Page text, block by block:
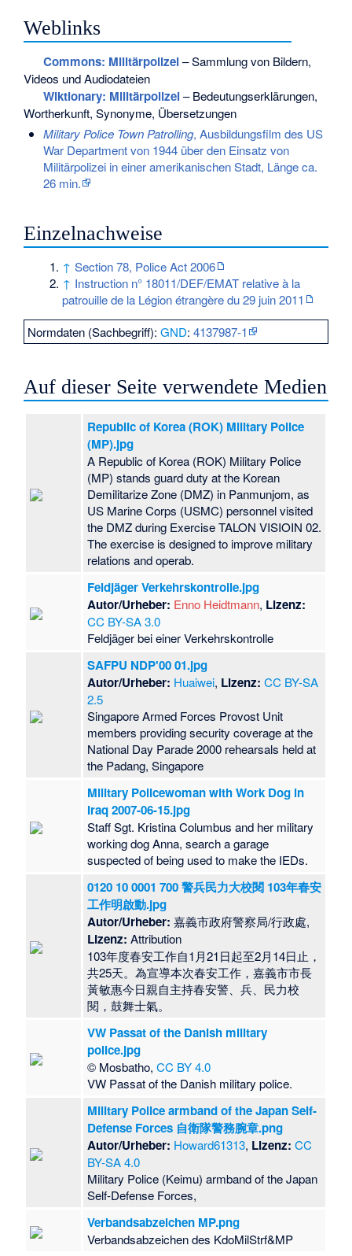
Weblinks
Commons: Militärpolizei– Sammlung von Bildern,
Videos und Audiodateien
Wiktionary: Militärpolizei– Bedeutungserklärungen,
Wortherkunft, Synonyme, Übersetzungen
Military Police Town Patrolling, Ausbildungsfilm des US
War Department von 1944 über den Einsatz von
Militärpolizei in einer amerikanischen Stadt, Länge ca.
26 min.
Einzelnachweise
↑ Section 78, Police Act 2006
↑ Instruction n° 18011/DEF/EMAT relative à la
patrouille de la Légion étrangère du 29 juin 2011
Normdaten (Sachbegriff):GND:4137987-1
Auf dieser Seite verwendete Medien
Republic of Korea (ROK) Military Police
(MP).jpg
A Republic of Korea (ROK) Military Police
(MP) stands guard duty at the Korean
Demilitarize Zone (DMZ) in Panmunjom, as
US Marine Corps (USMC) personnel visited
the DMZ during Exercise TALON VISIOIN 02.
The exercise is designed to improve military
relations and operab.
Feldjäger Verkehrskontrolle.jpg
Autor/Urheber: Enno Heidtmann, Lizenz:
CC BY-SA 3.0
Feldjäger bei einer Verkehrskontrolle
SAFPU NDP'00 01.jpg
Autor/Urheber: Huaiwei, Lizenz: CC BY-SA
2.5
Singapore Armed Forces Provost Unit
members providing security coverage at the
National Day Parade 2000 rehearsals held at
the Padang, Singapore
Military Policewoman with Work Dog in
Iraq 2007-06-15.jpg
Staff Sgt. Kristina Columbus and her military
working dog Anna, search a garage
suspected of being used to make the IEDs.
0120 10 0001 700 警兵民力大校閱 103年春安
工作明啟動.jpg
Autor/Urheber: 嘉義市政府警察局/行政處,
Lizenz: Attribution
103年度春安工作自1月21日起至2月14日止，
共25天。為宣導本次春安工作，嘉義市市長
黃敏惠今日親自主持春安警、兵、民力校
閱，鼓舞士氣。
VW Passat of the Danish military
police.jpg
© Mosbatho,CC BY 4.0
VW Passat of the Danish military police.
Military Police armband of the Japan Self-
Defense Forces 自衛隊警務腕章.png
Autor/Urheber: Howard61313, Lizenz: CC
BY-SA 4.0
Military Police (Keimu) armband of the Japan
Self-Defense Forces,
Verbandsabzeichen MP.png
Verbandsabzeichen des KdoMilStrf&MP